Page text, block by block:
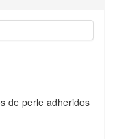
de perle adheridos